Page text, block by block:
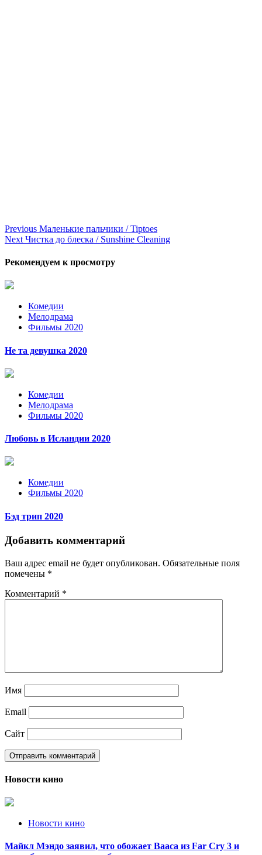
Continue
Reading
Previous Маленькие пальчики / Tiptoes
Next Чистка до блеска / Sunshine Cleaning
Рекомендуем к просмотру
Комедии
Мелодрама
Фильмы 2020
Не та девушка 2020
Комедии
Мелодрама
Фильмы 2020
Любовь в Исландии 2020
Комедии
Фильмы 2020
Бэд трип 2020
Добавить комментарий
Ваш адрес email не будет опубликован. Обязательные поля
помечены *
Комментарий *
Имя
Email
Сайт
Новости кино
Новости кино
Майкл Мэндо заявил, что обожает Вааса из Far Cry 3 и